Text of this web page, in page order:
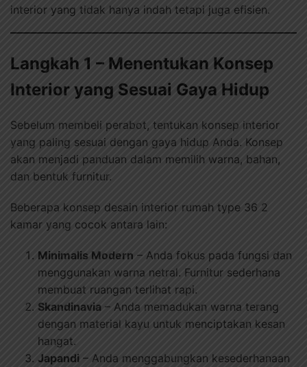
interior yang tidak hanya indah tetapi juga efisien.
Langkah 1 – Menentukan Konsep
Interior yang Sesuai Gaya Hidup
Sebelum membeli perabot, tentukan konsep interior
yang paling sesuai dengan gaya hidup Anda. Konsep
akan menjadi panduan dalam memilih warna, bahan,
dan bentuk furnitur.
Beberapa konsep desain interior rumah type 36 2
kamar yang cocok antara lain:
Minimalis Modern – Anda fokus pada fungsi dan
menggunakan warna netral. Furnitur sederhana
membuat ruangan terlihat rapi.
Skandinavia – Anda memadukan warna terang
dengan material kayu untuk menciptakan kesan
hangat.
Japandi – Anda menggabungkan kesederhanaan